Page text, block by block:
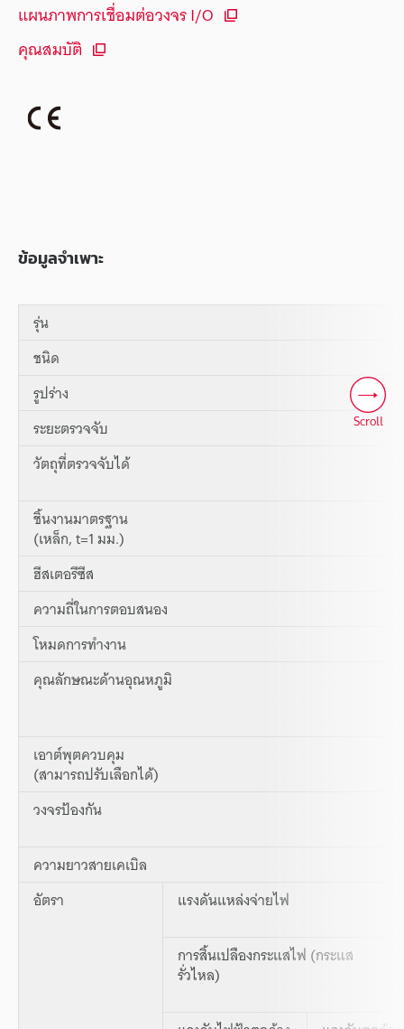
แผนภาพการเชื่อมต่อวงจร I/O
คุณสมบัติ
ข้อมูลจำเพาะ
รุ่น
ชนิด
รูปร่าง
ระยะตรวจจับ
วัตถุที่ตรวจจับได้
ชิ้นงานมาตรฐาน
(เหล็ก, t=1 มม.)
ฮีสเตอรีซีส
ความถี่ในการตอบสนอง
โหมดการทำงาน
คุณลักษณะด้านอุณหภูมิ
เอาต์พุตควบคุม
(สามารถปรับเลือกได้)
วงจรป้องกัน
ความยาวสายเคเบิล
อัตรา
แรงดันแหล่งจ่ายไฟ
การสิ้นเปลืองกระแสไฟ (กระแส
รั่วไหล)
Scroll